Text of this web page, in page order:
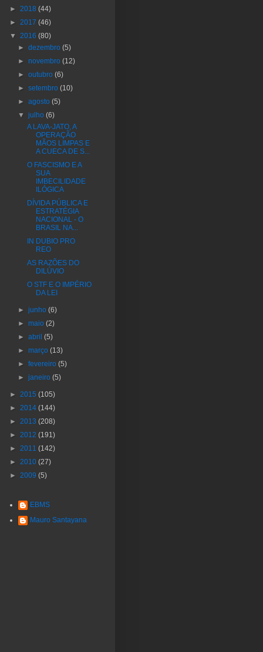
► 2018 (44)
► 2017 (46)
▼ 2016 (80)
►dezembro(5)
►novembro(12)
►outubro(6)
►setembro(10)
►agosto(5)
▼julho(6)
A LAVA-JATO, A
OPERAÇÃO
MÃOS LIMPAS E
A CUECA DE S...
O FASCISMO E A
SUA
IMBECILIDADE
ILÓGICA
DÍVIDA PÚBLICA E
ESTRATÉGIA
NACIONAL - O
BRASIL NA...
IN DUBIO PRO
REO
AS RAZÕES DO
DILÚVIO
O STF E O IMPÉRIO
DA LEI
►junho(6)
►maio(2)
►abril(5)
►março(13)
►fevereiro(5)
►janeiro(5)
► 2015 (105)
► 2014 (144)
► 2013 (208)
► 2012 (191)
► 2011 (142)
► 2010 (27)
► 2009 (5)
EBMS
Mauro Santayana